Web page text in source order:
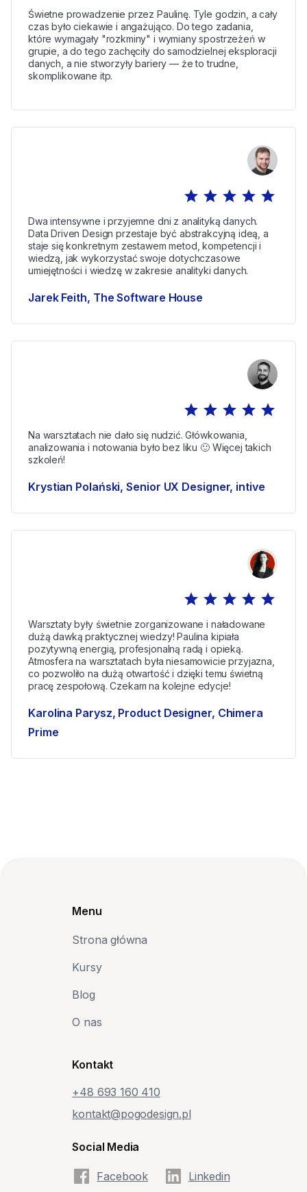
Świetne prowadzenie przez Paulinę. Tyle godzin, a cały
czas było ciekawie i angażująco. Do tego zadania,
które wymagały "rozkminy" i wymiany spostrzeżeń w
grupie, a do tego zachęciły do samodzielnej eksploracji
danych, a nie stworzyły bariery — że to trudne,
skomplikowane itp.
star star star star star
Dwa intensywne i przyjemne dni z analityką danych.
Data Driven Design przestaje być abstrakcyjną ideą, a
staje się konkretnym zestawem metod, kompetencji i
wiedzą, jak wykorzystać swoje dotychczasowe
umiejętności i wiedzę w zakresie analityki danych.
Jarek Feith, The Software House
star star star star star
Na warsztatach nie dało się nudzić. Główkowania,
analizowania i notowania było bez liku 🙂 Więcej takich
szkoleń!
Krystian Polański, Senior UX Designer, intive
star star star star star
Warsztaty były świetnie zorganizowane i naładowane
dużą dawką praktycznej wiedzy! Paulina kipiała
pozytywną energią, profesjonalną radą i opieką.
Atmosfera na warsztatach była niesamowicie przyjazna,
co pozwoliło na dużą otwartość i dzięki temu świetną
pracę zespołową. Czekam na kolejne edycje!
Karolina Parysz, Product Designer, Chimera
Prime
Menu
Strona główna
Kursy
Blog
O nas
Kontakt
+48‭ 693 160 410‬
kontakt@pogodesign.pl
Social Media
Facebook Linkedin